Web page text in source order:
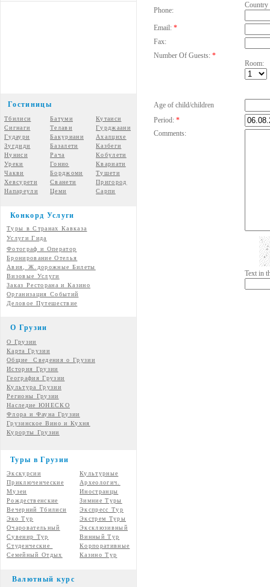
Гостиницы
Тбилиси Батуми
Кутаиси
Сигнаги
Телави
Гурджаани
Гудаури
Бакуриани
Ахалцихе
Зугдиди
Базалети
Казбеги
Нуниси
Рача
Кобулети
Уреки
Гонио
Квариати
Чакви
Борджоми
Тушети
Хевсурети
Сванети
Пригород
Напареули
Цеми Сарпи
Конкорд Услуги
Туры в Странах Кавказа
Услуги Гида
Фотограф и Оператор
Бронирование Отелья
Авия, Ж.дорожные Билеты
Визовые Услуги
Заказ Ресторана и Казино
Организация Событий
Деловое Путешествие
О Грузии
О Грузии
Карта Грузии
Общие Сведения о Грузии
История Грузии
География Грузии
Культура Грузии
Регионы Грузии
Наследие ЮНЕСКО
Флора и Фауна Грузии
Грузинское Вино и Кухня
Курорты Грузии
Туры в Грузии
Экскурсии
Культурные
Приключенческие
Археологич.
Музеи
Иностранцы
Рождественские
Зимние Туры
Вечерний Тбилиси
Экспресс Тур
Эко Тур
Экстрем Туры
Очаровательный
Эксклюзивный
Сувенир Тур
Винный Тур
Студенческие
Корпоративные
Семейный Отдых
Казино Тур
Валютный курс
Phone:
Country
Email: *
Fax:
Number Of Guests: *
Room:
Age of child/children
Period: *
Comments:
Text in